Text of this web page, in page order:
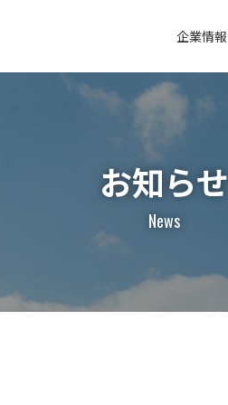
企業情報
お知らせ
News